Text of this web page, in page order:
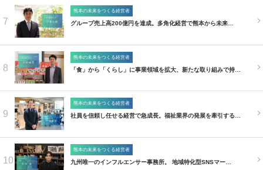
7
熊本の未来をつくる経営者
グループ売上高200億円を達成。多角化経営で熊本から未来…
8
熊本の未来をつくる経営者
「食」から「くらし」に事業領域を拡大、新たな取り組みで持…
9
熊本の未来をつくる経営者
社員を信頼し任せる経営で急成長。福祉業界の発展を牽引する…
10
熊本の未来をつくる経営者
九州唯一のインフルエンサー事務所。 地域特化型SNSマー…